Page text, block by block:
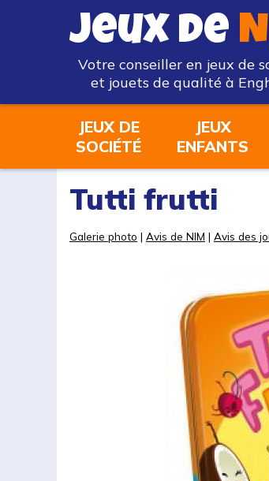
Jeux de
Votre conseiller en jeux de
et jouets de qualité à
JEUX DE
SOCIÉTÉ
JEUX
ENFANTS
Tutti frutti
Galerie photo | Avis de NIM | Avis des